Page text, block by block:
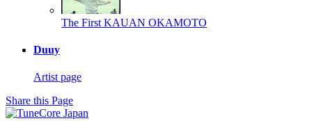
The First KAUAN OKAMOTO
Duuy
Artist page
Share this Page